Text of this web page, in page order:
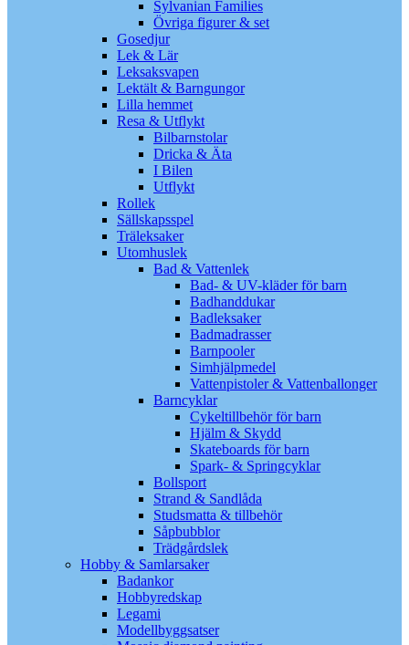
Sylvanian Families
Övriga figurer & set
Gosedjur
Lek & Lär
Leksaksvapen
Lektält & Barngungor
Lilla hemmet
Resa & Utflykt
Bilbarnstolar
Dricka & Äta
I Bilen
Utflykt
Rollek
Sällskapsspel
Träleksaker
Utomhuslek
Bad & Vattenlek
Bad- & UV-kläder för barn
Badhanddukar
Badleksaker
Badmadrasser
Barnpooler
Simhjälpmedel
Vattenpistoler & Vattenballonger
Barncyklar
Cykeltillbehör för barn
Hjälm & Skydd
Skateboards för barn
Spark- & Springcyklar
Bollsport
Strand & Sandlåda
Studsmatta & tillbehör
Såpbubblor
Trädgårdslek
Hobby & Samlarsaker
Badankor
Hobbyredskap
Legami
Modellbyggsatser